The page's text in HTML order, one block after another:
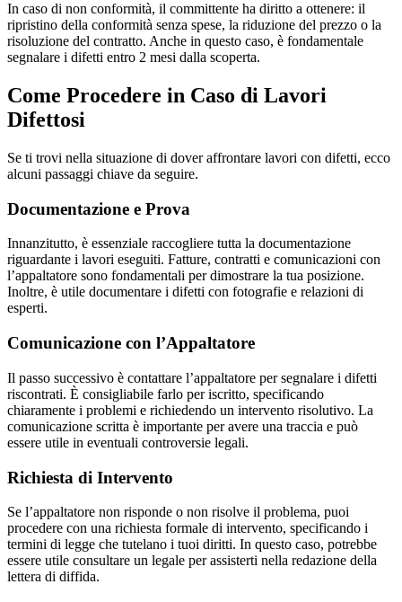
In caso di non conformità, il committente ha diritto a ottenere: il
ripristino della conformità senza spese, la riduzione del prezzo o la
risoluzione del contratto. Anche in questo caso, è fondamentale
segnalare i difetti entro 2 mesi dalla scoperta.
Come Procedere in Caso di Lavori
Difettosi
Se ti trovi nella situazione di dover affrontare lavori con difetti, ecco
alcuni passaggi chiave da seguire.
Documentazione e Prova
Innanzitutto, è essenziale raccogliere tutta la documentazione
riguardante i lavori eseguiti. Fatture, contratti e comunicazioni con
l’appaltatore sono fondamentali per dimostrare la tua posizione.
Inoltre, è utile documentare i difetti con fotografie e relazioni di
esperti.
Comunicazione con l’Appaltatore
Il passo successivo è contattare l’appaltatore per segnalare i difetti
riscontrati. È consigliabile farlo per iscritto, specificando
chiaramente i problemi e richiedendo un intervento risolutivo. La
comunicazione scritta è importante per avere una traccia e può
essere utile in eventuali controversie legali.
Richiesta di Intervento
Se l’appaltatore non risponde o non risolve il problema, puoi
procedere con una richiesta formale di intervento, specificando i
termini di legge che tutelano i tuoi diritti. In questo caso, potrebbe
essere utile consultare un legale per assisterti nella redazione della
lettera di diffida.